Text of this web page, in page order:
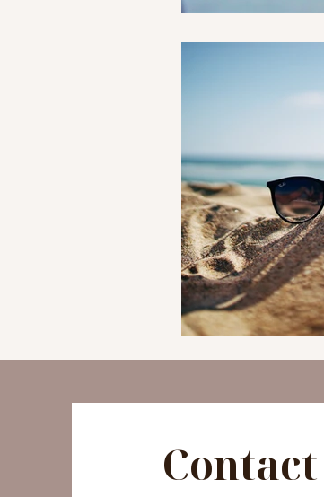
Contact